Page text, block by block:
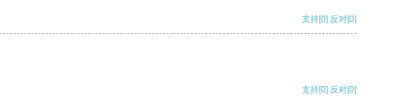
支持[0] 反对[0]
支持[0] 反对[0]